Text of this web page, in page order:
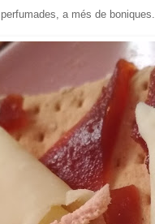
a més de boniques.